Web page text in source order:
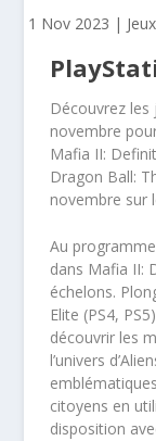
1 Nov 2023 |
Découvrez
novembre
Mafia II:
Dragon Ball:
novembre sur
Au
dans Mafia II:
échelons.
Elite (PS4,
découvrir les
l’univers
citoyens en
disposition